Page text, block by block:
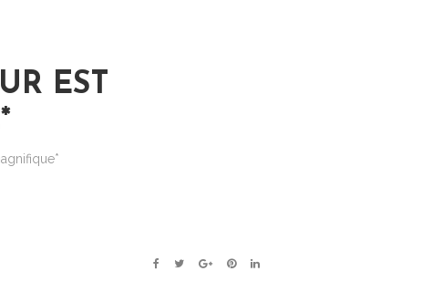
EST
FACEBOOK
TWITTER
GOOGLE+PINTEREST
LINKEDIN